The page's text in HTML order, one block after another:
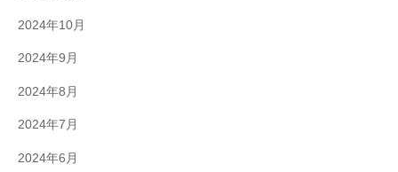
2024年10月
2024年9月
2024年8月
2024年7月
2024年6月